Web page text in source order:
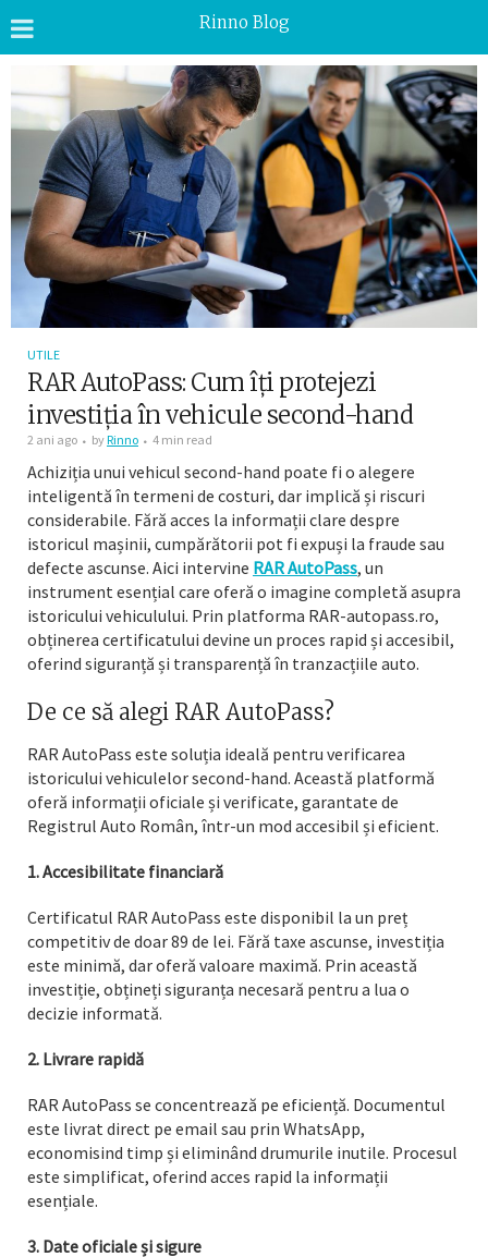
Rinno Blog
UTILE
RAR AutoPass: Cum îți protejezi
investiția în vehicule second-hand
2 ani ago byRinno 4 min read
Achiziția unui vehicul second-hand poate fi o alegere
inteligentă în termeni de costuri, dar implică și riscuri
considerabile. Fără acces la informații clare despre
istoricul mașinii, cumpărătorii pot fi expuși la fraude sau
defecte ascunse. Aici intervine RAR AutoPass, un
instrument esențial care oferă o imagine completă asupra
istoricului vehiculului. Prin platforma RAR-autopass.ro,
obținerea certificatului devine un proces rapid și accesibil,
oferind siguranță și transparență în tranzacțiile auto.
De ce să alegi RAR AutoPass?
RAR AutoPass este soluția ideală pentru verificarea
istoricului vehiculelor second-hand. Această platformă
oferă informații oficiale și verificate, garantate de
Registrul Auto Român, într-un mod accesibil și eficient.
1. Accesibilitate financiară
Certificatul RAR AutoPass este disponibil la un preț
competitiv de doar 89 de lei. Fără taxe ascunse, investiția
este minimă, dar oferă valoare maximă. Prin această
investiție, obțineți siguranța necesară pentru a lua o
decizie informată.
2. Livrare rapidă
RAR AutoPass se concentrează pe eficiență. Documentul
este livrat direct pe email sau prin WhatsApp,
economisind timp și eliminând drumurile inutile. Procesul
este simplificat, oferind acces rapid la informații
esențiale.
3. Date oficiale și sigure